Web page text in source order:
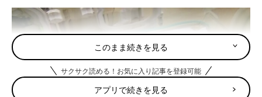
このまま続きを見る
サクサク読める！お気に入り記事を登録可能
アプリで続きを見る